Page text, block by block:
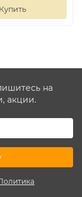
Купить
на
акции.